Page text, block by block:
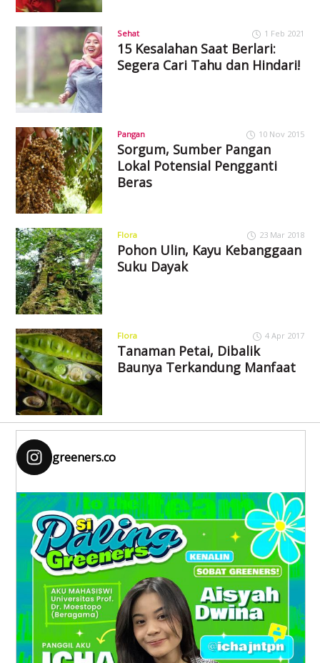
Sehat 1 Feb 2021
15 Kesalahan Saat Berlari:
Segera Cari Tahu dan Hindari!
Pangan 10 Nov 2015
Sorgum, Sumber Pangan
Lokal Potensial Pengganti
Beras
Flora 23 Mar 2018
Pohon Ulin, Kayu Kebanggaan
Suku Dayak
Flora 4 Apr 2017
Tanaman Petai, Dibalik
Baunya Terkandung Manfaat
greeners.co